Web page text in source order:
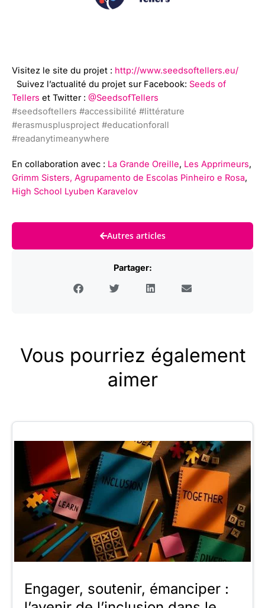
Visitez le site du projet : http://www.seedsoftellers.eu/
Suivez l’actualité du projet sur Facebook: Seeds of
Tellers et Twitter : @SeedsofTellers
#seedsoftellers #accessibilité #littérature
#erasmusplusproject #educationforall
#readanytimeanywhere
En collaboration avec : La Grande Oreille, Les Apprimeurs,
Grimm Sisters, Agrupamento de Escolas Pinheiro e Rosa,
High School Lyuben Karavelov
Autres articles
Partager:
Vous pourriez également
aimer
Engager, soutenir, émanciper :